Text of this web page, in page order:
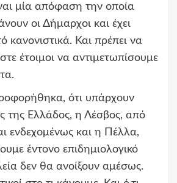
μία απόφαση την οποία
οι Δήμαρχοι και έχει
κανονιστικά. Και πρέπει να
έτοιμοι να αντιμετωπίσουμε
ότι υπάρχουν
της Ελλάδος, η Λέσβος, από
ενδεχομένως και η Πέλλα,
έντονο επιδημιολογικό
δεν θα ανοίξουν αμέσως.